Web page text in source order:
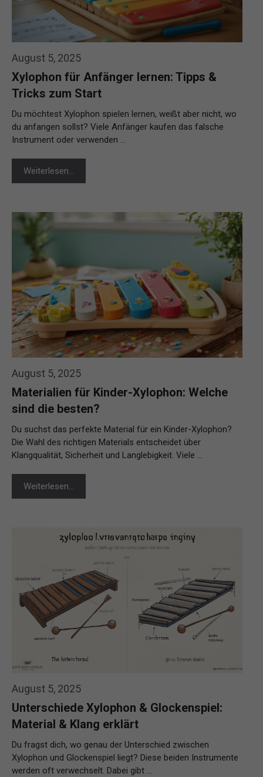
August 5, 2025
Xylophon für Anfänger lernen: Tipps &
Tricks zum Start
Du möchtest Xylophon spielen lernen, weißt aber nicht, wo
du anfangen sollst? Viele Anfänger kaufen das falsche
Instrument oder verwenden …
Weiterlesen…
August 5, 2025
Materialien für Kinder-Xylophon: Welche
sind die besten?
Du suchst das perfekte Material für ein Kinder-Xylophon?
Die Wahl des richtigen Materials entscheidet über
Klangqualität, Sicherheit und Langlebigkeit. Viele …
Weiterlesen…
August 5, 2025
Unterschiede Xylophon & Glockenspiel:
Material & Klang erklärt
Du fragst dich, wo genau der Unterschied zwischen
Xylophon und Glockenspiel liegt? Diese beiden Instrumente
werden oft verwechselt. Dabei gibt …